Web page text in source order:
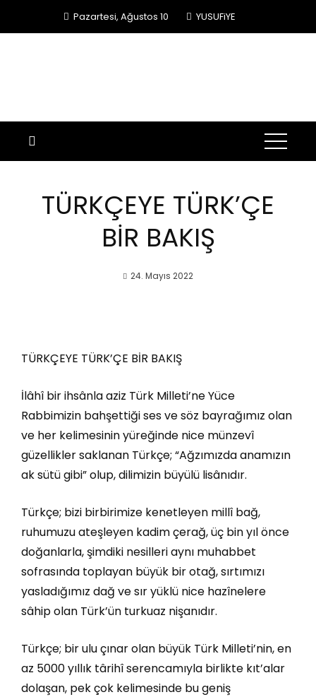
Pazartesi, Ağustos 10 YUSUFiYE
TÜRKÇEYE TÜRK’ÇE
BİR BAKIŞ
24. Mayıs 2022
TÜRKÇEYE TÜRK’ÇE BİR BAKIŞ
İlâhî bir ihsânla aziz Türk Milleti’ne Yüce
Rabbimizin bahşettiği ses ve söz bayrağımız olan
ve her kelimesinin yüreğinde nice münzevî
güzellikler saklanan Türkçe; “Ağzımızda anamızın
ak sütü gibi” olup, dilimizin büyülü lisânıdır.
Türkçe; bizi birbirimize kenetleyen millî bağ,
ruhumuzu ateşleyen kadim çerağ, üç bin yıl önce
doğanlarla, şimdiki nesilleri aynı muhabbet
sofrasında toplayan büyük bir otağ, sırtımızı
yasladığımız dağ ve sır yüklü nice hazînelere
sâhip olan Türk’ün turkuaz nişanıdır.
Türkçe; bir ulu çınar olan büyük Türk Milleti’nin, en
az 5000 yıllık târihî serencamıyla birlikte kıt’alar
dolaşan, pek çok kelimesinde bu geniş